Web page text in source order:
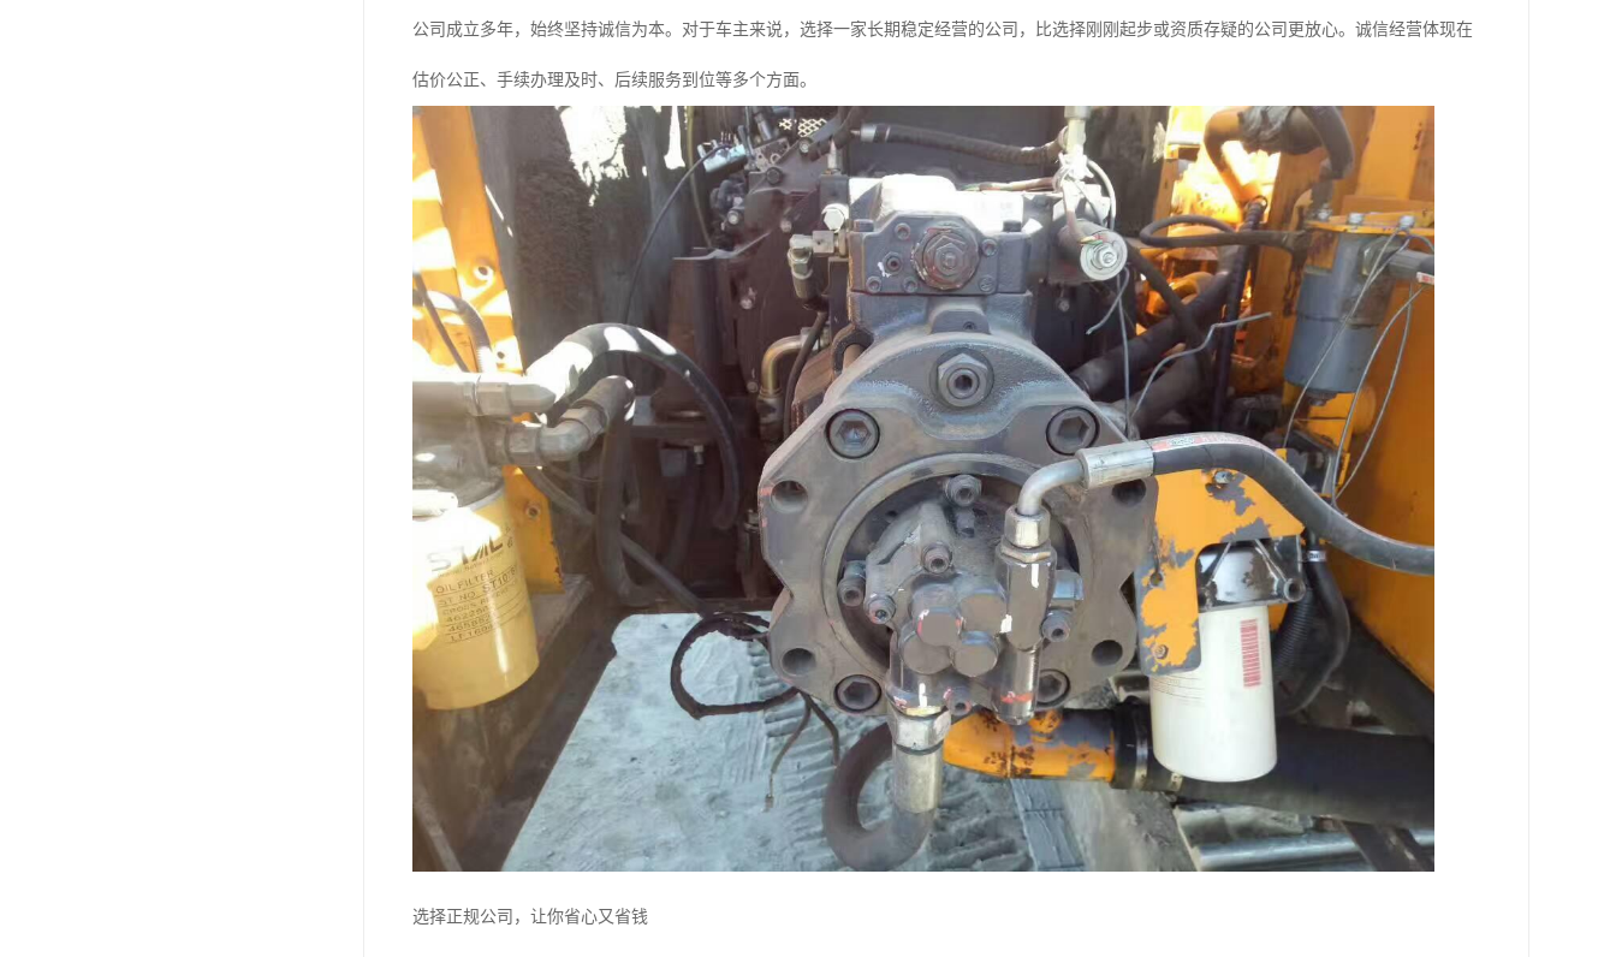
公司成立多年，始终坚持诚信为本。对于车主来说，选择一家长期稳定经营的公司，比选择刚刚起步或资质存疑的公司更放心。诚信经营体现在
估价公正、手续办理及时、后续服务到位等多个方面。
选择正规公司，让你省心又省钱